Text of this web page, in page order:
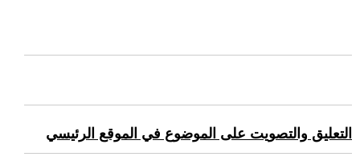
التعليق والتصويت على الموضوع في الموقع الرئيسي